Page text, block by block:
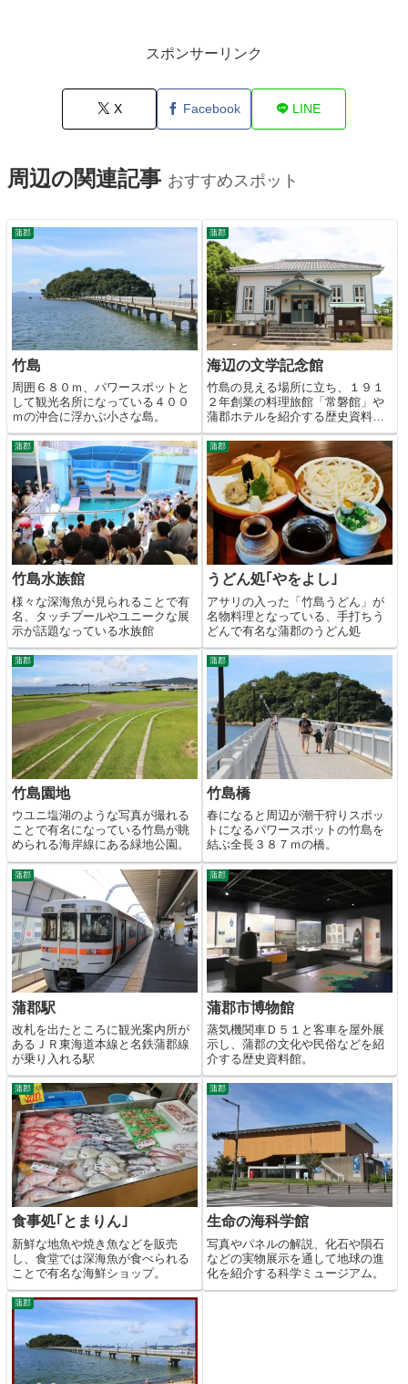
スポンサーリンク
X Facebook LINE
周辺の関連記事 おすすめスポット
蒲郡
竹島
周囲６８０ｍ、パワースポットと
して観光名所になっている４００
ｍの沖合に浮かぶ小さな島。
蒲郡
海辺の文学記念館
竹島の見える場所に立ち、１９１
２年創業の料理旅館「常磐館」や
蒲郡ホテルを紹介する歴史資料
館。
蒲郡
竹島水族館
様々な深海魚が見られることで有
名、タッチプールやユニークな展
示が話題なっている水族館
蒲郡
うどん処｢やをよし｣
アサリの入った「竹島うどん」が
名物料理となっている、手打ちう
どんで有名な蒲郡のうどん処
蒲郡
竹島園地
ウユニ塩湖のような写真が撮れる
ことで有名になっている竹島が眺
められる海岸線にある緑地公園。
蒲郡
竹島橋
春になると周辺が潮干狩りスポッ
トになるパワースポットの竹島を
結ぶ全長３８７ｍの橋。
蒲郡
蒲郡駅
改札を出たところに観光案内所が
あるＪＲ東海道本線と名鉄蒲郡線
が乗り入れる駅
蒲郡
蒲郡市博物館
蒸気機関車Ｄ５１と客車を屋外展
示し、蒲郡の文化や民俗などを紹
介する歴史資料館。
蒲郡
食事処｢とまりん｣
新鮮な地魚や焼き魚などを販売
し、食堂では深海魚が食べられる
ことで有名な海鮮ショップ。
蒲郡
生命の海科学館
写真やパネルの解説、化石や隕石
などの実物展示を通して地球の進
化を紹介する科学ミュージアム。
蒲郡